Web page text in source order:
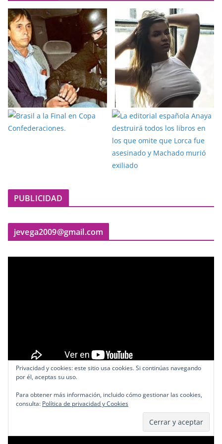
PUBLICIDAD
jevega2009@gmail.com
Geolocalización de Vehículos y Celulares
Privacidad y cookies: este sitio usa cookies. Si continúas navegando
por él, aceptas su uso.
Para obtener más información, incluido cómo gestionar las cookies,
consulta: Política de privacidad y Cookies